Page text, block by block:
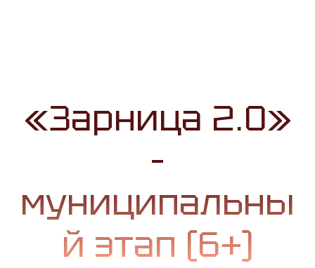
«Зарница 2.0»
–
муниципальны
й этап (6+)